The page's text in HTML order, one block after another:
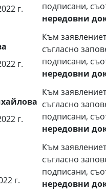
г.
подписани,
нередовни
г.
Към
съгласно
подписани,
нередовни
г.
Към
съгласно
подписани,
нередовни
г.
Към
съгласно
подписани,
нередовни